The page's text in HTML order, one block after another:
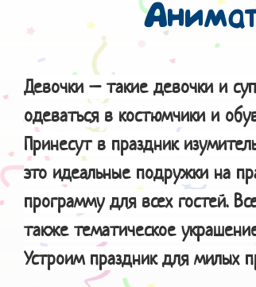
Девочки – такие девочки и
одеваться в костюмчики и
Принесут в праздник
это идеальные подружки на
программу для всех гостей.
также тематическое
Устроим праздник для милых